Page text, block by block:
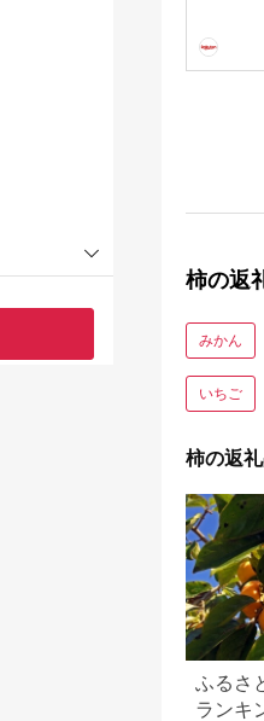
あり
ーツ
市 ビ
柿の返
みかん
いちご
柿の返
ふるさ
ランキ